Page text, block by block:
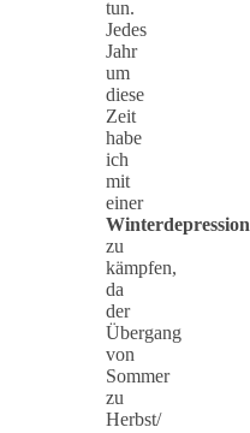
tun.
Jedes
Jahr
um
diese
Zeit
habe
ich
mit
einer
Winterdepression
zu
kämpfen,
da
der
Übergang
von
Sommer
zu
Herbst/